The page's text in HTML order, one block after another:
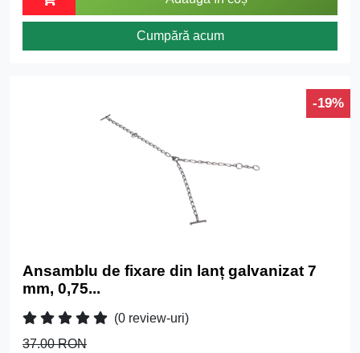
Cumpără acum
-19%
Ansamblu de fixare din lanț galvanizat 7
mm, 0,75...
(0 review-uri)
37.00 RON